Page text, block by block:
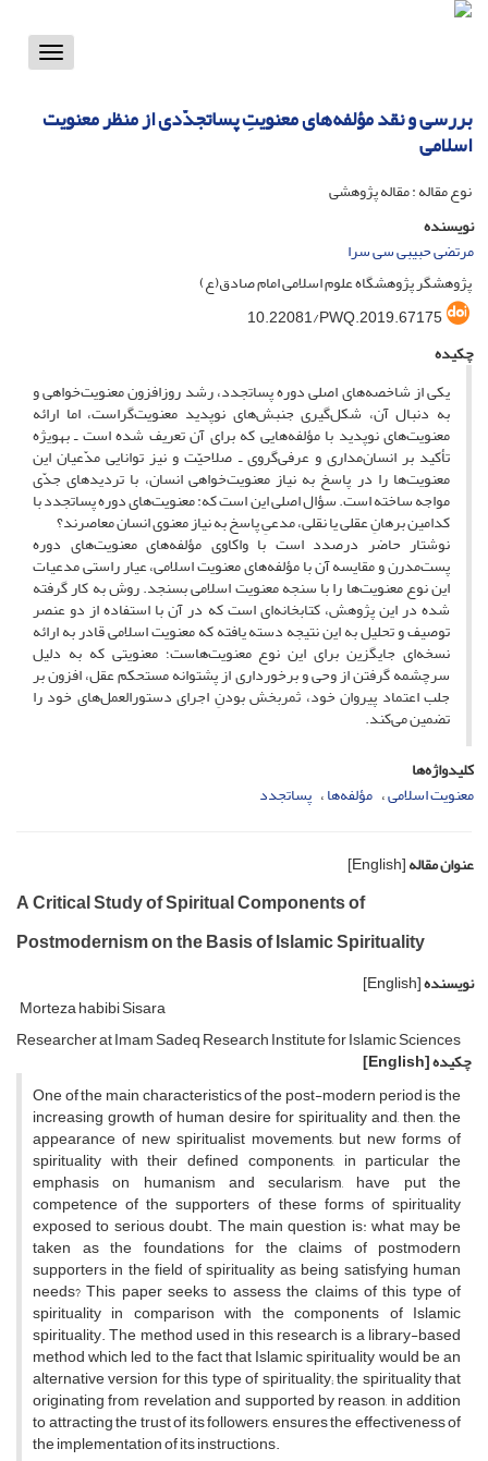
Toggle
بررسی و نقد مؤلفه‌های معنویتِ پسا‌تجدّدی از منظر معنویت
اسلامی
نوع مقاله : مقاله پژوهشی
نویسنده
مرتضی حبیبی سی سرا
پژوهشگر پژوهشگاه علوم اسلامی امام صادق(ع)
10.22081/PWQ.2019.67175
چکیده
یکی از شاخصه‌های اصلی دوره پساتجدد، رشد روزافزون معنویت‌خواهی و
به دنبال آن، شکل‌گیری جنبش‌های نوپدید معنویت‌گراست، اما ارائه
معنویت‌های نوپدید با مؤلفه‌هایی که برای آن تعریف شده است ـ به‏ویژه
تأکید بر انسان‌مداری و عرفی‌گروی ـ صلاحیّت و نیز توانایی مدّعیان این
معنویت‌ها را در پاسخ به نیاز معنویت‌خواهی انسان، با تردید‌های جدّی
مواجه ساخته است. سؤال اصلی این است که: معنویت‌های دوره پساتجدد با
کدامین برهانِ عقلی یا نقلی، مدعیِ پاسخ به نیاز معنوی انسان معاصرند؟
نوشتار حاضر درصدد است با واکاوی مؤلفه‌های معنویت‌های دوره
پست‌مدرن و مقایسه آن با مؤلفه‌های معنویت اسلامی، عیار راستی مدعیات
این نوع معنویت‌ها را با سنجه معنویت اسلامی بسنجد. روش به کار گرفته
شده در این پژوهش، کتابخانه‌ای است که در آن با استفاده از دو عنصر
توصیف و تحلیل به این نتیجه دسته یافته که معنویت اسلامی قادر به ارائه
نسخه‌ای جایگزین برای این نوع معنویت‌هاست؛ معنویتی که به دلیل
سرچشمه گرفتن از وحی و برخورداری از پشتوانه مستحکم عقل، افزون بر
جلب اعتماد پیروان خود، ثمربخش بودنِ اجرای دستورالعمل‌های خود را
تضمین می‌کند.
کلیدواژه‌ها
معنویت اسلامی مؤلفه‌ها پساتجدد
عنوان مقاله[English]
A Critical Study of Spiritual Components of
Postmodernism on the Basis of Islamic Spirituality
نویسنده[English]
Morteza habibi Sisara
Researcher at Imam Sadeq Research Institute for Islamic Sciences
چکیده[English]
One of the main characteristics of the post-modern period is the
increasing growth of human desire for spirituality and, then, the
appearance of new spiritualist movements, but new forms of
spirituality with their defined components, in particular the
emphasis on humanism and secularism, have put the
competence of the supporters of these forms of spirituality
exposed to serious doubt. The main question is: what may be
taken as the foundations for the claims of postmodern
supporters in the field of spirituality as being satisfying human
needs? This paper seeks to assess the claims of this type of
spirituality in comparison with the components of Islamic
spirituality. The method used in this research is a library-based
method which led to the fact that Islamic spirituality would be an
alternative version for this type of spirituality; the spirituality that
originating from revelation and supported by reason, in addition
to attracting the trust of its followers, ensures the effectiveness of
the implementation of its instructions.